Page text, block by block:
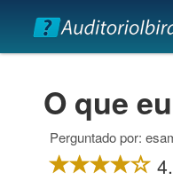
O que
Perguntado por: